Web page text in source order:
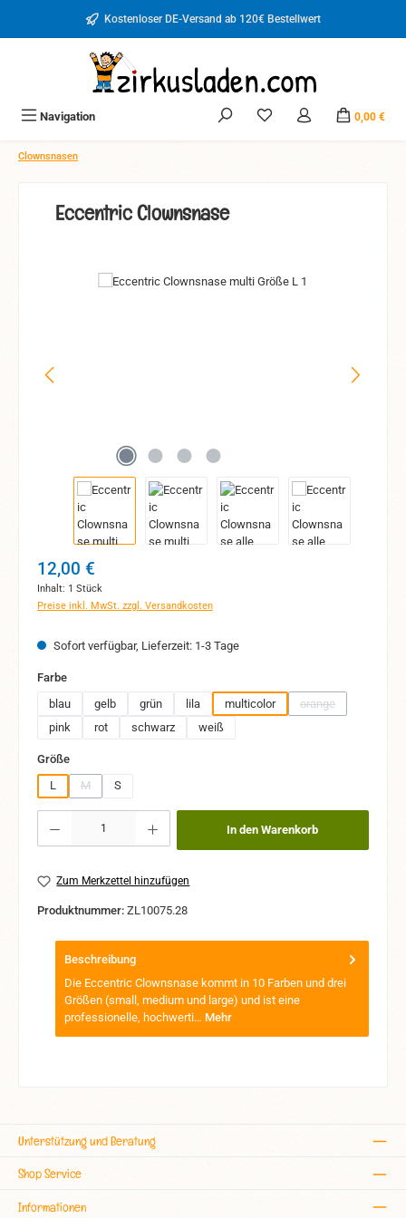
Zum Hauptinhalt springenKostenloser DE-Versand ab 120€ Bestellwert
Navigation Du hast 0 Produkte auf
0,00 €
Clownsnasen
Eccentric Clownsnase
Bildergalerie überspringen
Regulärer Preis:
12,00 €
Inhalt: 1 Stück
Preise inkl. MwSt. zzgl. Versandkosten
Sofort verfügbar, Lieferzeit: 1-3 Tage
Farbeauswählen
blau
gelb grün lila multicolor orange
(Diese Option ist
pink rot schwarz weiß
Größeauswählen
L
M
(Diese Option ist zurzeit nicht verfügbar.)
S
Produkt Anzahl: Gib den gewünschten Wert ein oder benutze die Schaltflächen
In den Warenkorb
Zum Merkzettel hinzufügen
Produktnummer: ZL10075.28
Beschreibung
Die Eccentric Clownsnase kommt in 10 Farben und drei
Größen (small, medium und large) und ist eine
professionelle, hochwerti… Mehr
Unterstützung und Beratung
Shop Service
Informationen